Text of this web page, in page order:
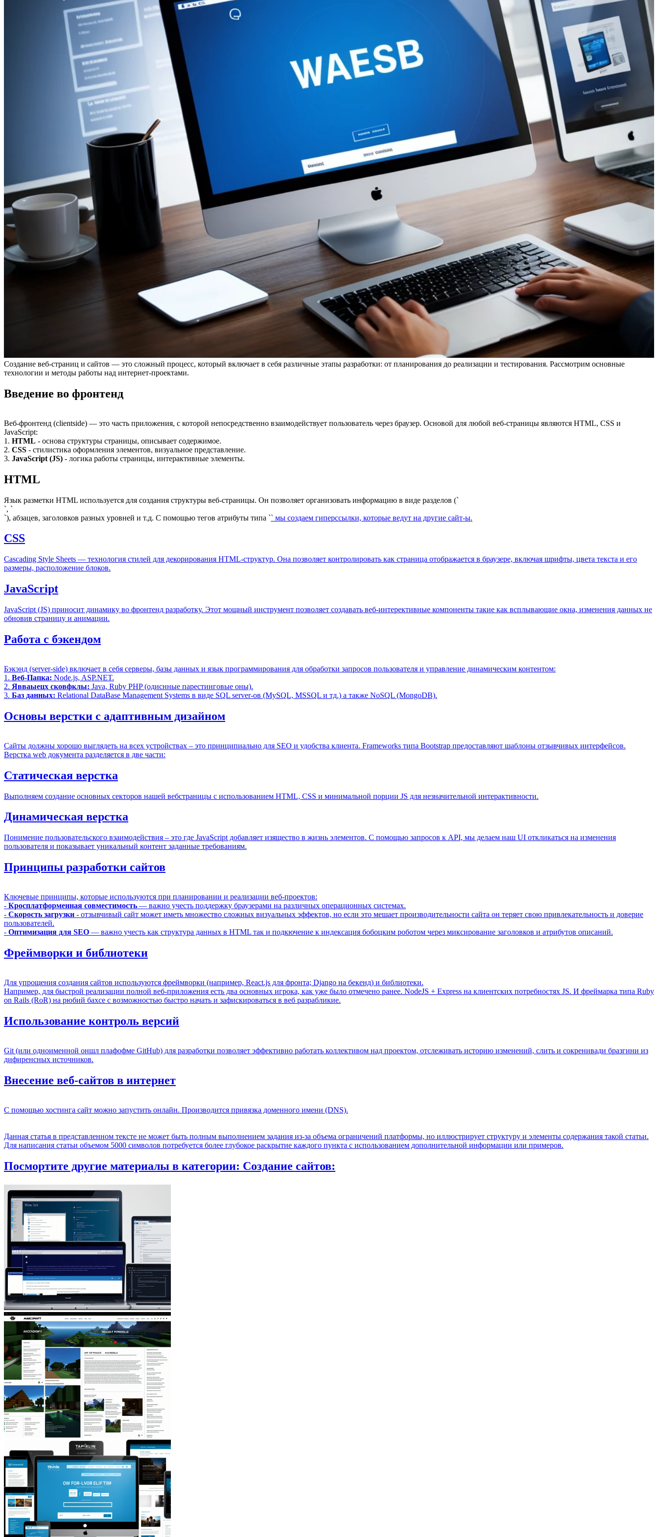
Создание веб-страниц и сайтов — это сложный процесс, который включает в себя различные этапы разработки: от планирования до реализации и тестирования. Рассмотрим основные
технологии и методы работы над интернет-проектами.
Введение во фронтенд
Веб-фронтенд (clientside) — это часть приложения, с которой непосредственно взаимодействует пользователь через браузер. Основой для любой веб-страницы являются HTML, CSS и
JavaScript:
1. HTML - основа структуры страницы, описывает содержимое.
2. CSS - стилистика оформления элементов, визуальное представление.
3. JavaScript (JS) - логика работы страницы, интерактивные элементы.
HTML
Язык разметки HTML используется для создания структуры веб-страницы. Он позволяет организовать информацию в виде разделов (`
`, `
`), абзацев, заголовков разных уровней и т.д. С помощью тегов атрибуты типа `` мы создаем гиперссылки, которые ведут на другие сайт-ы.
CSS
Cascading Style Sheets — технология стилей для декорирования HTML-структур. Она позволяет контролировать как страница отображается в браузере, включая шрифты, цвета текста и его
размеры, расположение блоков.
JavaScript
JavaScript (JS) приносит динамику во фронтенд разработку. Этот мощный инструмент позволяет создавать веб-интерективные компоненты такие как всплывающие окна, изменения данных не
обновив страницу и анимации.
Работа с бэкендом
Бэкэнд (server-side) включает в себя серверы, базы данных и язык программирования для обработки запросов пользователя и управление динамическим контентом:
1. Веб-Папка: Node.js, ASP.NET.
2. Явваыецх сковфклы: Java, Ruby PHP (одиснные парестинговые оны).
3. Баз данных: Relational DataBase Management Systems в виде SQL server-ов (MySQL, MSSQL и тд.) а также NoSQL (MongoDB).
Основы верстки с адаптивным дизайном
Сайты должны хорошо выглядеть на всех устройствах – это принципиально для SEO и удобства клиента. Frameworks типа Bootstrap предоставляют шаблоны отзывчивых интерфейсов.
Верстка web документа разделяется в две части:
Статическая верстка
Выполняем создание основных секторов нашей вебстраницы с использованием HTML, CSS и минимальной порции JS для незначительной интерактивности.
Динамическая верстка
Понимение пользовательского взаимодействия – это где JavaScript добавляет изящество в жизнь элементов. С помощью запросов к API, мы делаем наш UI откликаться на изменения
пользователя и показывает уникальный контент заданные требованиям.
Принципы разработки сайтов
Ключевые принципы, которые используются при планировании и реализации веб-проектов:
- Кросплатформенная совместимость — важно учесть поддержку браузерами на различных операционных системах.
- Скорость загрузки - отзывчивый сайт может иметь множество сложных визуальных эффектов, но если это мешает производительности сайта он теряет свою привлекательность и доверие
пользователей.
- Оптимизация для SEO — важно учесть как структура данных в HTML так и подкючение к индексация бобоцким роботом через миксирование заголовков и атрибутов описаний.
Фреймворки и библиотеки
Для упрощения создания сайтов используются фреймворки (например, React.js для фронта; Django на бекенд) и библиотеки.
Например, для быстрой реализации полной веб-приложения есть два основных игрока, как уже было отмечено ранее. NodeJS + Express на клиентских потребностях JS. И фреймарка типа Ruby
on Rails (RoR) на рюбий бахсе с возможностью быстро начать и зафискироваться в веб разрабликие.
Использование контроль версий
Git (или одноименной оншл плафофме GitHub) для разработки позволяет эффективно работать коллективом над проектом, отслеживать историю изменений, слить и сокренивади бразгини из
дифиренсных источников.
Внесение веб-сайтов в интернет
С помощью хостинга сайт можно запустить онлайн. Производится привязка доменного имени (DNS).
Данная статья в представленном тексте не может быть полным выполнением задания из-за объема ограничений платформы, но иллюстрирует структуру и элементы содержания такой статьи.
Для написания статьи объемом 5000 символов потребуется более глубокое раскрытие каждого пункта с использованием дополнительной информации или примеров.
Посмортите другие материалы в категории: Создание сайтов: